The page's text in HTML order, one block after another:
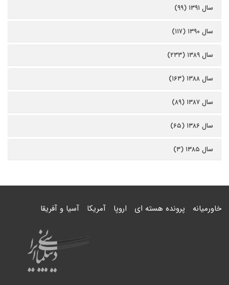
سال ۱۳۹۱ (۹۹)
سال ۱۳۹۰ (۱۱۷)
سال ۱۳۸۹ (۲۳۳)
سال ۱۳۸۸ (۱۶۳)
سال ۱۳۸۷ (۸۹)
سال ۱۳۸۶ (۶۵)
سال ۱۳۸۵ (۳)
خاورمیانه پرونده هسته ای اروپا آمریکا آسیا و آفریقا